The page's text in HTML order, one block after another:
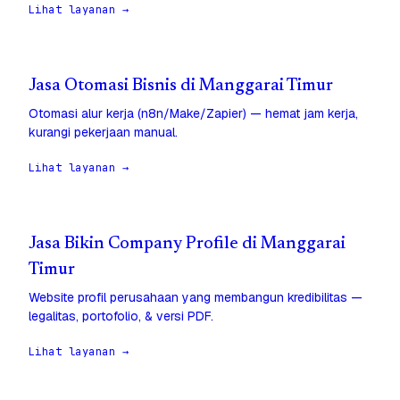
Lihat layanan →
Jasa Otomasi Bisnis di Manggarai Timur
Otomasi alur kerja (n8n/Make/Zapier) — hemat jam kerja,
kurangi pekerjaan manual.
Lihat layanan →
Jasa Bikin Company Profile di Manggarai
Timur
Website profil perusahaan yang membangun kredibilitas —
legalitas, portofolio, & versi PDF.
Lihat layanan →